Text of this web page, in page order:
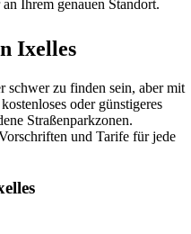
Ihrem genauen Standort.
Ixelles
schwer zu finden sein, aber mit
oder günstigeres
Straßenparkzonen.
und Tarife für jede